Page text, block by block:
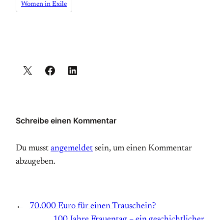
Women in Exile
Schreibe einen Kommentar
Du musst angemeldet sein, um einen Kommentar
abzugeben.
←
70.000 Euro für einen Trauschein?